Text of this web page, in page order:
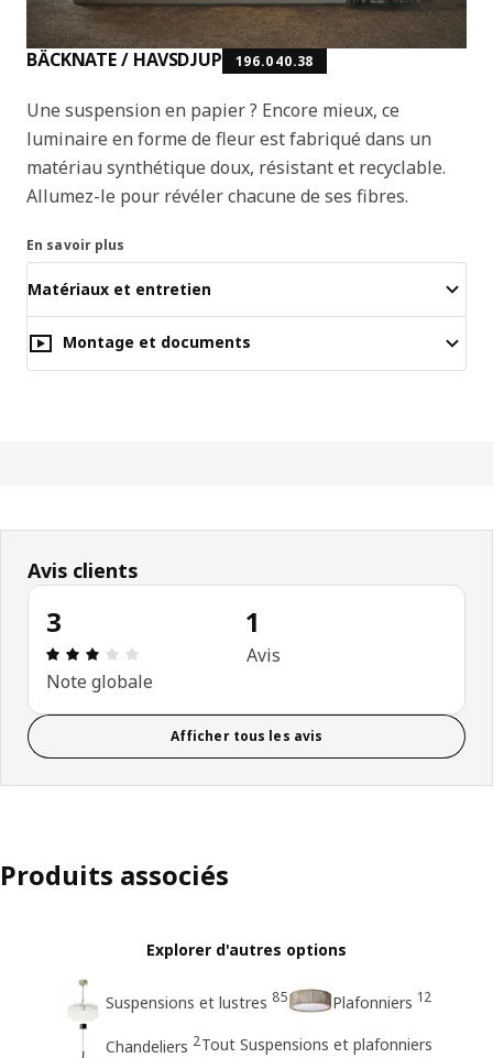
BÄCKNATE / HAVSDJUP 196.040.38
Une suspension en papier ? Encore mieux, ce
luminaire en forme de fleur est fabriqué dans un
matériau synthétique doux, résistant et recyclable.
Allumez-le pour révéler chacune de ses fibres.
En savoir plus
Matériaux et entretien
Montage et documents
Avis clients
3
Avis: 3 sur 5 étoiles Nombre total d'avis: 1
Note globale
1
Avis
Afficher tous les avis
Produits associés
Explorer d'autres options
Suspensions et lustres 85 Plafonniers 12
Chandeliers 2Tout Suspensions et plafonniers